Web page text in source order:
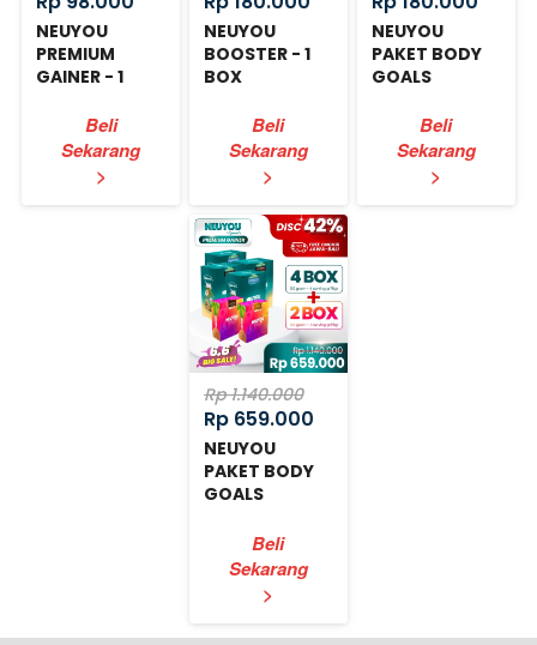
NEUYOU
PREMIUM
GAINER - 1
`
Beli
Sekarang
>
NEUYOU
BOOSTER - 1
BOX
`
Beli
Sekarang
>
NEUYOU
PAKET BODY
GOALS
`
Beli
Sekarang
>
Rp 1.140.000
Rp 659.000
NEUYOU
PAKET BODY
GOALS
`
Beli
Sekarang
>